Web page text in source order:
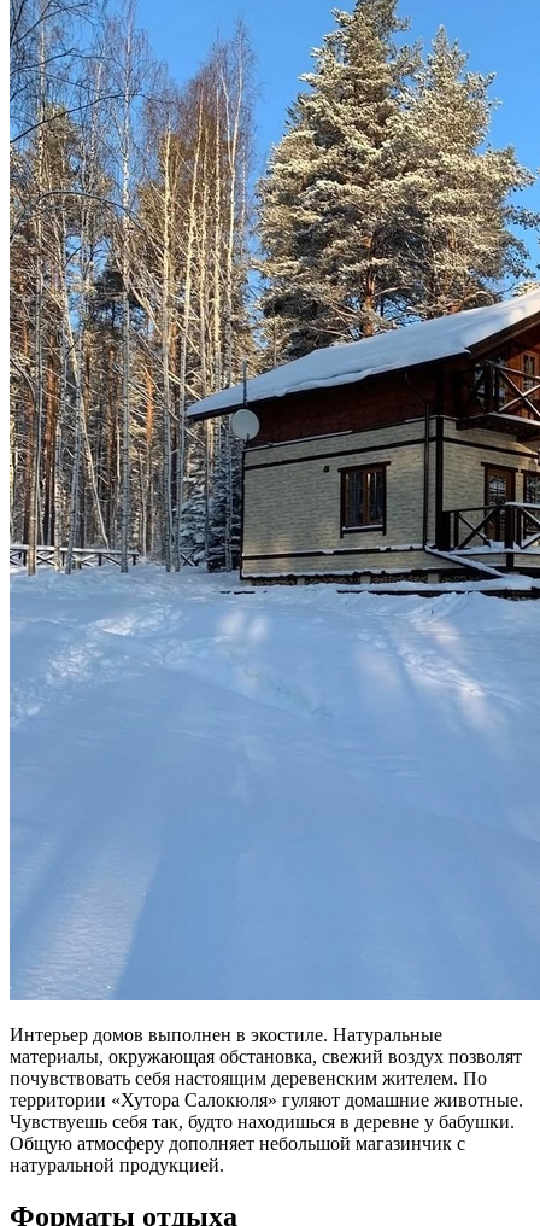
Интерьер домов выполнен в экостиле. Натуральные
материалы, окружающая обстановка, свежий воздух позволят
почувствовать себя настоящим деревенским жителем. По
территории «Хутора Салокюля» гуляют домашние животные.
Чувствуешь себя так, будто находишься в деревне у бабушки.
Общую атмосферу дополняет небольшой магазинчик с
натуральной продукцией.
Форматы отдыха